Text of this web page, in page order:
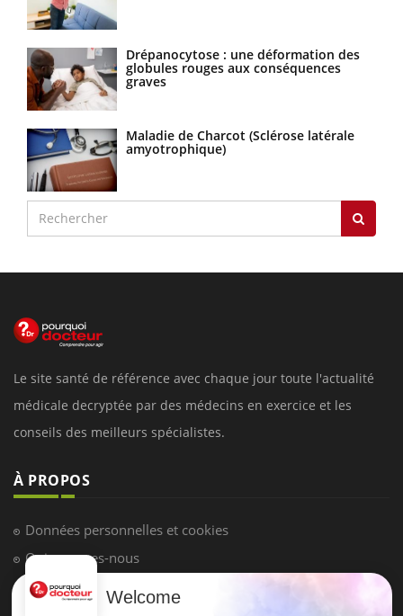
Drépanocytose : une déformation des
globules rouges aux conséquences
graves
Maladie de Charcot (Sclérose latérale
amyotrophique)
Le site santé de référence avec chaque jour toute l'actualité
médicale decryptée par des médecins en exercice et les
conseils des meilleurs spécialistes.
À PROPOS
Données personnelles et cookies
Qui sommes-nous
Conditions d'utilisation
Welcome